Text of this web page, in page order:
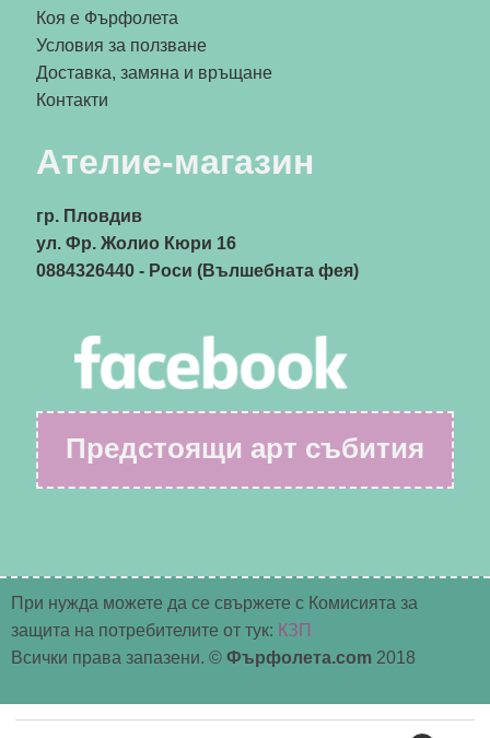
Коя е Фърфолета
Условия за ползване
Доставка, замяна и връщане
Контакти
Ателие-магазин
гр. Пловдив
ул. Фр. Жолио Кюри 16
0884326440- Роси (Вълшебната фея)
Предстоящи арт събития
При нужда можете да се свържете с Комисията за
защита на потребителите от тук: КЗП
Всички права запазени. © Фърфолета.com 2018